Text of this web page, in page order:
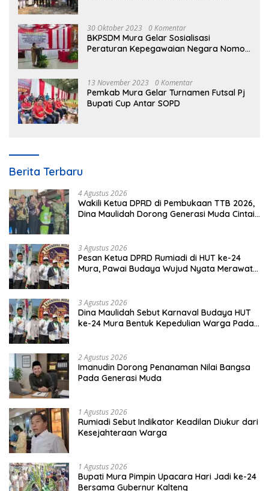
30 Oktober 2023 0 Komentar
BKPSDM Mura Gelar Sosialisasi
Peraturan Kepegawaian Negara Nomor
13 November 2023 0 Komentar
Pemkab Mura Gelar Turnamen Futsal Pj
Bupati Cup Antar SOPD
Berita Terbaru
4 Agustus 2026
Wakili Ketua DPRD di Pembukaan TTB 2026,
Dina Maulidah Dorong Generasi Muda Cintai
3 Agustus 2026
Pesan Ketua DPRD Rumiadi di HUT ke-24
Mura, Pawai Budaya Wujud Nyata Merawat
3 Agustus 2026
Dina Maulidah Sebut Karnaval Budaya HUT
ke-24 Mura Bentuk Kepedulian Warga Pada
2 Agustus 2026
Imanudin Dorong Penanaman Nilai Bangsa
Pada Generasi Muda
1 Agustus 2026
Rumiadi Sebut Indikator Keadilan Diukur dari
Kesejahteraan Warga
1 Agustus 2026
Bupati Mura Pimpin Upacara Hari Jadi ke-24
Bersama Gubernur Kalteng